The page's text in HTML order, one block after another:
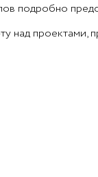
над проектами,